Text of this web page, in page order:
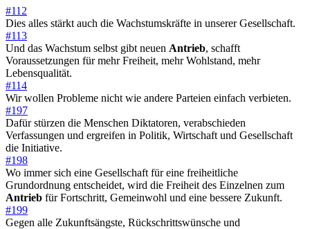
#112
Dies alles stärkt auch die Wachstumskräfte in unserer Gesellschaft.
#113
Und das Wachstum selbst gibt neuen Antrieb, schafft
Voraussetzungen für mehr Freiheit, mehr Wohlstand, mehr
Lebensqualität.
#114
Wir wollen Probleme nicht wie andere Parteien einfach verbieten.
#197
Dafür stürzen die Menschen Diktatoren, verabschieden
Verfassungen und ergreifen in Politik, Wirtschaft und Gesellschaft
die Initiative.
#198
Wo immer sich eine Gesellschaft für eine freiheitliche
Grundordnung entscheidet, wird die Freiheit des Einzelnen zum
Antrieb für Fortschritt, Gemeinwohl und eine bessere Zukunft.
#199
Gegen alle Zukunftsängste, Rückschrittswünsche und